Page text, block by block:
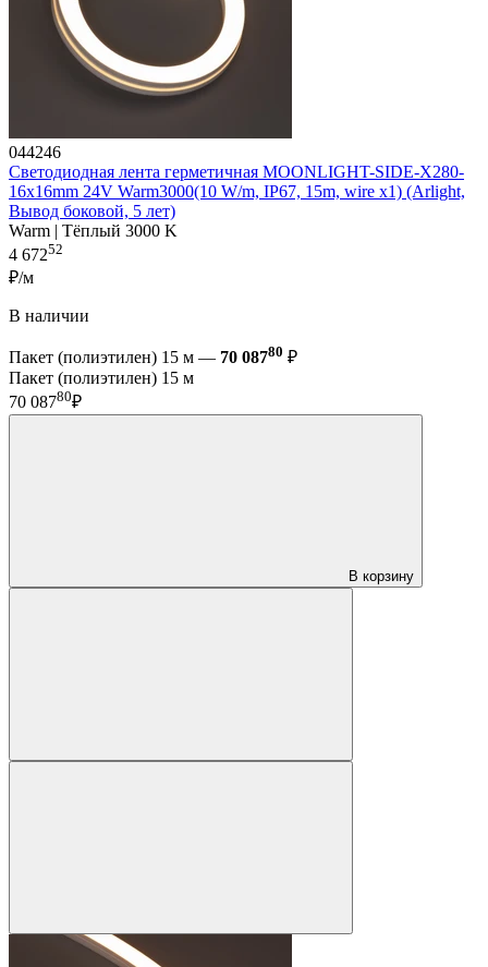
044246
Светодиодная лента герметичная MOONLIGHT-SIDE-X280-
16x16mm 24V Warm3000(10 W/m, IP67, 15m, wire x1) (Arlight,
Вывод боковой, 5 лет)
Warm | Тёплый 3000 K
4 67252
₽/м
В наличии
Пакет (полиэтилен) 15 м — 70 08780 ₽
Пакет (полиэтилен) 15 м
70 08780₽
В корзину